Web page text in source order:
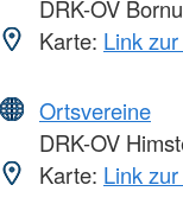
DRK-OV
Karte: Link
Ortsvereine
DRK-OV
Karte: Link